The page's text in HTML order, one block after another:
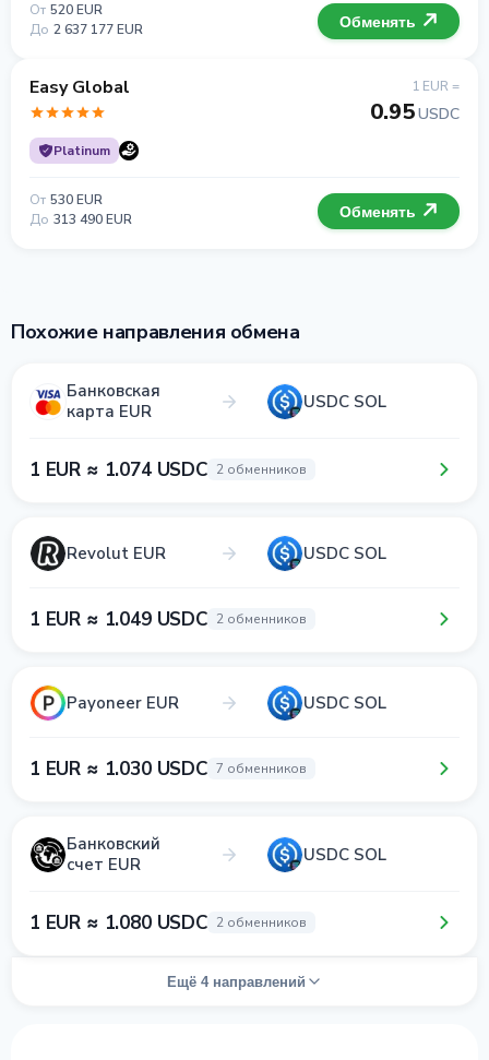
От 520 EUR
До 2 637 177 EUR Обменять
Easy Global
Platinum
1 EUR =
0.95USDC
От 530 EUR
До 313 490 EUR Обменять
Похожие направления обмена
Банковская
карта EUR
USDC SOL
1 EUR ≈ 1.074 USDC 2 обменников
Revolut EUR USDC SOL
1 EUR ≈ 1.049 USDC 2 обменников
Payoneer EUR USDC SOL
1 EUR ≈ 1.030 USDC 7 обменников
Банковский
счет EUR
USDC SOL
1 EUR ≈ 1.080 USDC 2 обменников
Ещё 4 направлений